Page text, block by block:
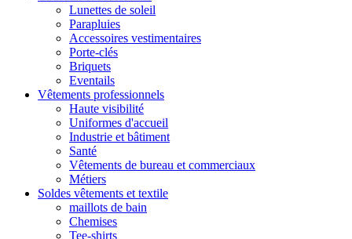
Lunettes de soleil
Parapluies
Accessoires vestimentaires
Porte-clés
Briquets
Eventails
Vêtements professionnels
Haute visibilité
Uniformes d'accueil
Industrie et bâtiment
Santé
Vêtements de bureau et commerciaux
Métiers
Soldes vêtements et textile
maillots de bain
Chemises
Tee-shirts